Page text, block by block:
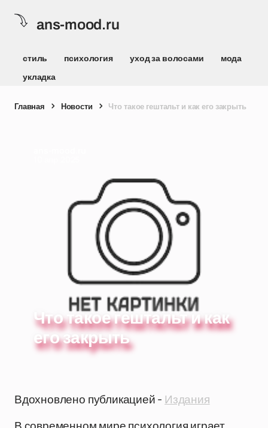
ans-mood.ru
стиль психология уход за волосами
мода
укладка
Главная Новости Что такое гештальт и как его закрыть
Что такое гештальт и как
его закрыть
Вдохновлено публикацией - Издания